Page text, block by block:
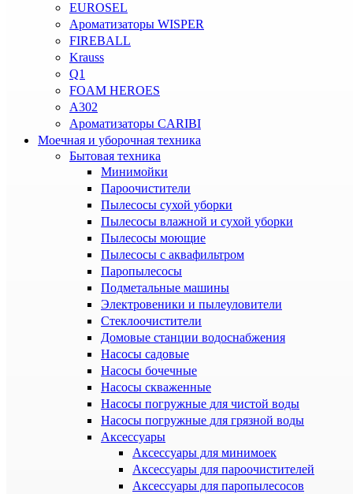
EUROSEL
Ароматизаторы WISPER
FIREBALL
Krauss
Q1
FOAM HEROES
A302
Ароматизаторы CARIBI
Моечная и уборочная техника
Бытовая техника
Минимойки
Пароочистители
Пылесосы сухой уборки
Пылесосы влажной и сухой уборки
Пылесосы моющие
Пылесосы с аквафильтром
Паропылесосы
Подметальные машины
Электровеники и пылеуловители
Стеклоочистители
Домовые станции водоснабжения
Насосы садовые
Насосы бочечные
Насосы скваженные
Насосы погружные для чистой воды
Насосы погружные для грязной воды
Аксессуары
Аксессуары для минимоек
Аксессуары для пароочистителей
Аксессуары для паропылесосов